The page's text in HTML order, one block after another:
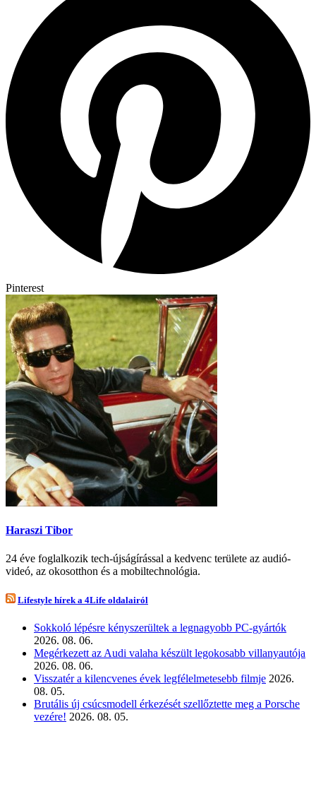
Pinterest
Haraszi Tibor
24 éve foglalkozik tech-újságírással a kedvenc területe az audió-
videó, az okosotthon és a mobiltechnológia.
Lifestyle hírek a 4Life oldalairól
Sokkoló lépésre kényszerültek a legnagyobb PC-gyártók
2026. 08. 06.
Megérkezett az Audi valaha készült legokosabb villanyautója
2026. 08. 06.
Visszatér a kilencvenes évek legfélelmetesebb filmje 2026.
08. 05.
Brutális új csúcsmodell érkezését szellőztette meg a Porsche
vezére! 2026. 08. 05.